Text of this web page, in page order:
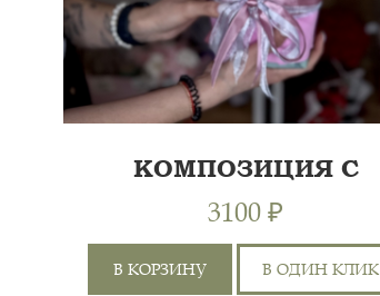
КОМПОЗИЦИЯ С
3100 ₽
В КОРЗИНУ В ОДИН КЛИК